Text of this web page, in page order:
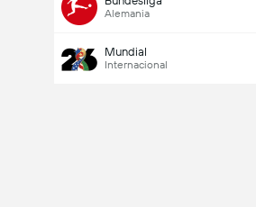
Alemania
Mundial
Internacional